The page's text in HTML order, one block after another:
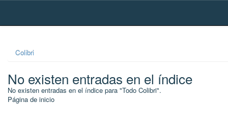
Skip
Colibri
No existen entradas en el índice
No existen entradas en el índice para "Todo Colibri".
Página de inicio